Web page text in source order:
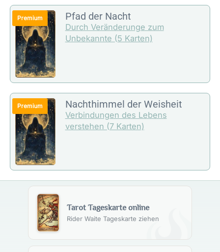
Pfad der Nacht
Durch Veränderunge zum
Unbekannte (5 Karten)
Nachthimmel der Weisheit
Verbindungen des Lebens
verstehen (7 Karten)
Tarot Tageskarte online
Rider Waite Tageskarte ziehen